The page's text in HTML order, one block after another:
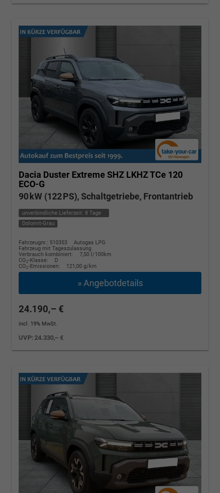
Dacia Duster Extreme SHZ LKHZ TCe 120
ECO-G
90 kW (122 PS), Schaltgetriebe, Frontantrieb
unverbindliche Lieferzeit: 8 Tage
Dolomit-Grau
Fahrzeugnr.: 510353
Autogas LPG
Fahrzeug mit Tageszulassung
Verbrauch kombiniert:
7,50 l/100km
CO2-Klasse:
D
CO2-Emissionen: 121,00 g/km
» Angebotdetails
24.190,– €
incl. 19% MwSt.
UVP:24.330,– €